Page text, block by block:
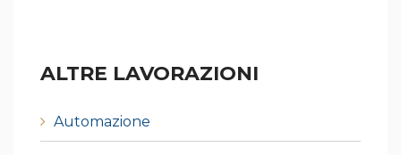
ALTRE LAVORAZIONI
Automazione